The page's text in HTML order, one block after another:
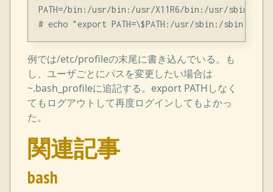
PATH=/bin:/usr/bin:/usr/X11R6/bin:/usr/sbin:/
例では/etc/profileの末尾に書き込んでいる。も
し、ユーザごとにパスを変更したい場合は
~.bash_profileに追記する。export PATHしなく
てもログアウトして再度ログインしてもよかっ
た。
関連記事
bash